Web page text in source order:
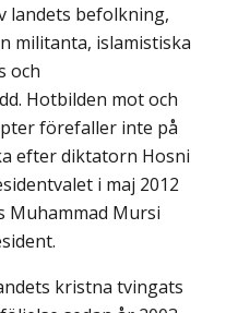
landets befolkning,
militanta, islamistiska
och
Hotbilden mot och
förefaller inte på
efter diktatorn Hosni
i maj 2012
Muhammad Mursi
kristna tvingats